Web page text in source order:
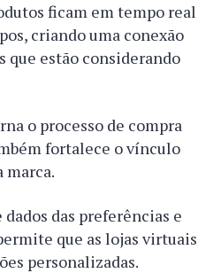
ficam em tempo real
criando uma conexão
que estão considerando
o processo de compra
fortalece o vínculo
marca.
das preferências e
que as lojas virtuais
personalizadas.